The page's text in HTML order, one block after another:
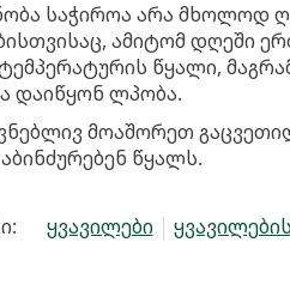
საჭიროა არა მხოლოდ
ამიტომ დღეში
წყალი,
დაიწყონ ლპობა.
მოაშორეთ
წყალს.
ყვავილები